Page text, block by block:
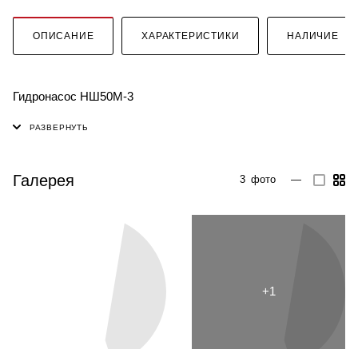
ОПИСАНИЕ ХАРАКТЕРИСТИКИ НАЛИЧИЕ
Гидронасос НШ50М-3
Галерея 3 фото —